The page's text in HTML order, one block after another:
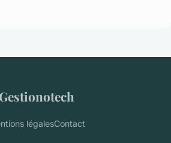
Gestionotech
légalesContact